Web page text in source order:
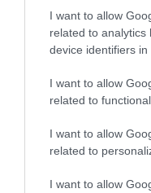
I want to allow
related to analytics
device identifiers in
I want to allow
related to
I want to allow
related to
I want to allow
06.08.2026 | 09:03